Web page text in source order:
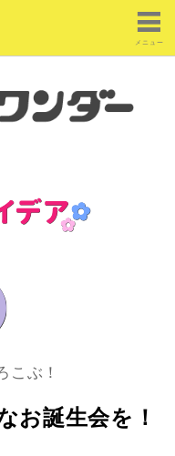
メニュー
こぶ！
お誕生会を！